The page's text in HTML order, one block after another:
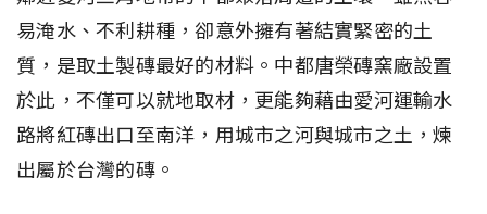
易淹水、不利耕種，卻意外擁有著結實緊密的土
質，是取土製磚最好的材料。中都唐榮磚窯廠設置
於此，不僅可以就地取材，更能夠藉由愛河運輸水
路將紅磚出口至南洋，用城市之河與城市之土，煉
出屬於台灣的磚。